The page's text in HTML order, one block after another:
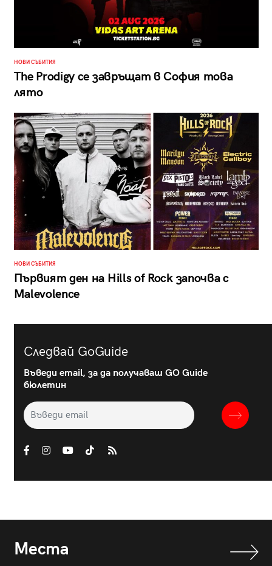
НОВИ СЪБИТИЯ
The Prodigy се завръщат в София това
лято
НОВИ СЪБИТИЯ
Първият ден на Hills of Rock започва с
Malevolence
Следвай GoGuide
Въведи email, за да получаваш GO Guide
бюлетин
Места